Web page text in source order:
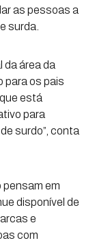
as pessoas a
surda.
da área da
para os pais
está
para
surdo”, conta
em
disponível de
e
com